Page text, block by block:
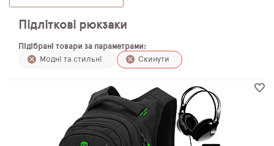
МІШКИ ДЛЯ ВЗУТТЯ
ПЛЯШКИ ДЛЯ ВОДИ
SCHOOL STANDARD
Підліткові рюкзаки
Підібрані товари за параметрами:
Модні та стильні
Скинути